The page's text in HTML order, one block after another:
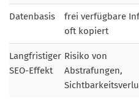
Datenbasis
frei verfügbare
oft kopiert
Langfristiger
SEO-Effekt
Risiko von
Abstrafungen,